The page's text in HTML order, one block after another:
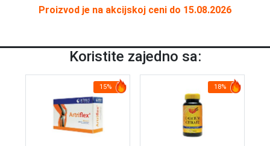
Proizvod je na akcijskoj ceni do 15.08.2026
Koristite zajedno sa:
15% 18%